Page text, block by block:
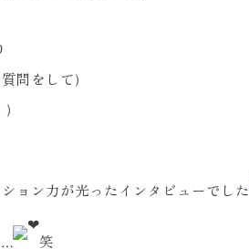
問をして)
)
ョン力が光ったインタビューでした
… 笑